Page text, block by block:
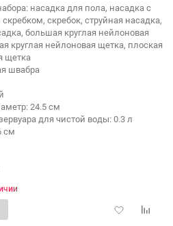
насадка для пола, насадка с
скребок, струйная насадка,
большая круглая нейлоновая
круглая нейлоновая щетка, плоская
щетка
швабра
24.5 см
для чистой воды: 0.3 л
см
Добавить